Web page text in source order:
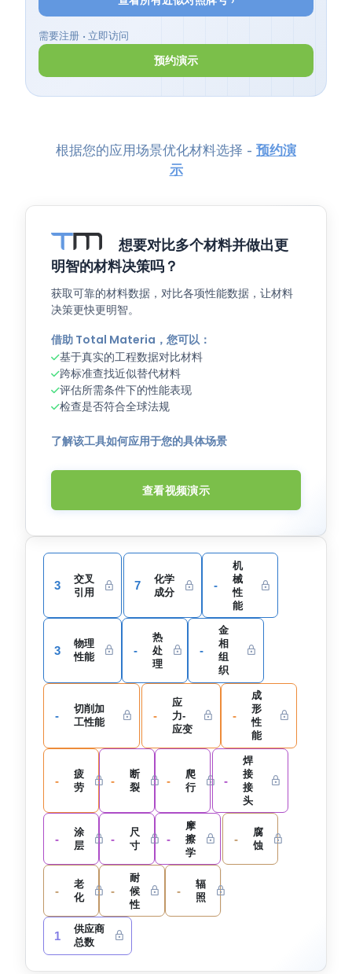
需要注册 • 立即访问
预约演示
根据您的应用场景优化材料选择 - 预约演
示
想要对比多个材料并做出更
明智的材料决策吗？
获取可靠的材料数据，对比各项性能数据，让材料
决策更快更明智。
借助 Total Materia，您可以：
基于真实的工程数据对比材料
跨标准查找近似替代材料
评估所需条件下的性能表现
检查是否符合全球法规
了解该工具如何应用于您的具体场景
查看视频演示
3
交叉
引用
7
化学
成分
-
机
械
性
能
3
物理
性能
-
热
处
理
-
金
相
组
织
-
切削加
工性能
-
应
力-
应变
-
成
形
性
能
-
疲
劳
-
断
裂
-
爬
行
-
焊
接
接
头
-
涂
层
-
尺
寸
-
摩
擦
学
-
腐
蚀
-
老
化
-
耐
候
性
-
辐
照
1
供应商
总数